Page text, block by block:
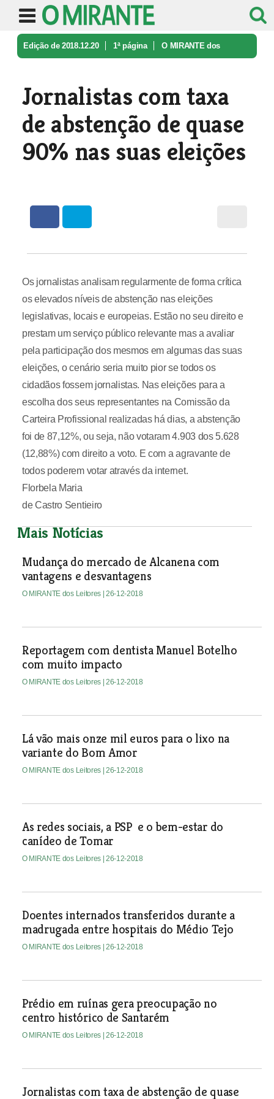
Edição de 2018.12.20 1ª página O MIRANTE dos
Jornalistas com taxa
de abstenção de quase
90% nas suas eleições
Os jornalistas analisam regularmente de forma crítica
os elevados níveis de abstenção nas eleições
legislativas, locais e europeias. Estão no seu direito e
prestam um serviço público relevante mas a avaliar
pela participação dos mesmos em algumas das suas
eleições, o cenário seria muito pior se todos os
cidadãos fossem jornalistas. Nas eleições para a
escolha dos seus representantes na Comissão da
Carteira Profissional realizadas há dias, a abstenção
foi de 87,12%, ou seja, não votaram 4.903 dos 5.628
(12,88%) com direito a voto. E com a agravante de
todos poderem votar através da internet.
Florbela Maria
de Castro Sentieiro
Mais Notícias
Mudança do mercado de Alcanena com
vantagens e desvantagens
O MIRANTE dos Leitores | 26-12-2018
Reportagem com dentista Manuel Botelho
com muito impacto
O MIRANTE dos Leitores | 26-12-2018
Lá vão mais onze mil euros para o lixo na
variante do Bom Amor
O MIRANTE dos Leitores | 26-12-2018
As redes sociais, a PSP e o bem-estar do
canídeo de Tomar
O MIRANTE dos Leitores | 26-12-2018
Doentes internados transferidos durante a
madrugada entre hospitais do Médio Tejo
O MIRANTE dos Leitores | 26-12-2018
Prédio em ruínas gera preocupação no
centro histórico de Santarém
O MIRANTE dos Leitores | 26-12-2018
Jornalistas com taxa de abstenção de quase